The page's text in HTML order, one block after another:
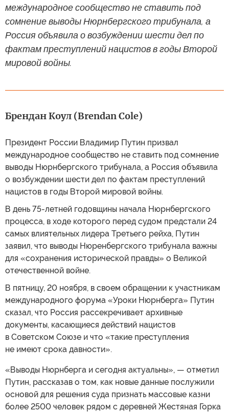
международное сообщество не ставить под
сомнение выводы Нюрнбергского трибунала, а
Россия объявила о возбуждении шести дел по
фактам преступлений нацистов в годы Второй
мировой войны.
Брендан Коул (Brendan Cole)
Президент России Владимир Путин призвал
международное сообщество не ставить под сомнение
выводы Нюрнбергского трибунала, а Россия объявила
о возбуждении шести дел по фактам преступлений
нацистов в годы Второй мировой войны.
В день 75-летней годовщины начала Нюрнбергского
процесса, в ходе которого перед судом предстали 24
самых влиятельных лидера Третьего рейха, Путин
заявил, что выводы Нюренбергского трибунала важны
для «сохранения исторической правды» о Великой
отечественной войне.
В пятницу, 20 ноября, в своем обращении к участникам
международного форума «Уроки Нюрнберга» Путин
сказал, что Россия рассекречивает архивные
документы, касающиеся действий нацистов
в Советском Союзе и что «такие преступления
не имеют срока давности».
«Выводы Нюрнберга и сегодня актуальны», — отметил
Путин, рассказав о том, как новые данные послужили
основой для решения суда признать массовые казни
более 2500 человек рядом с деревней Жестяная Горка